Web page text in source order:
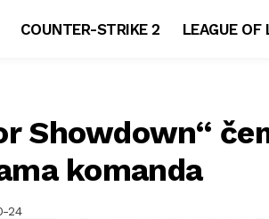
COUNTER-STRIKE 2 LEAGUE OF
Showdown“
komanda
24